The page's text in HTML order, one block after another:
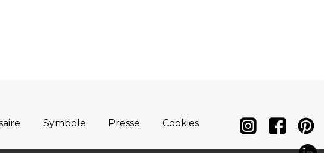
Symbole Presse Cookies